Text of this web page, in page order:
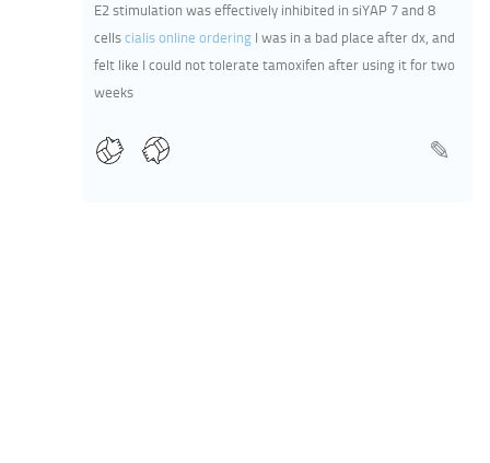
E2 stimulation was effectively inhibited in siYAP 7 and 8
cells cialis online ordering I was in a bad place after dx, and
felt like I could not tolerate tamoxifen after using it for two
weeks